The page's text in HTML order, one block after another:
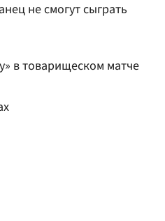
не смогут сыграть
в товарищеском матче